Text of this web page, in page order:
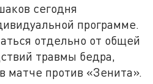
сегодня
программе.
отдельно от общей
травмы бедра,
матче против «Зенита».